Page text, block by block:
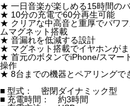
★ 一日音楽が楽しめる15時間の
★ 10分の充電で60分再生可能
★ クリアな中高音と重厚でパワ
ムマグネット搭載
★ 音漏れを低減する設計
★ マグネット搭載でイヤホンが
★ 首元のボタンでiPhone/スマー
操作
★ 8台までの機器とペアリングで
■ 型式： 密閉ダイナミック型
■ 充電時間： 約3時間